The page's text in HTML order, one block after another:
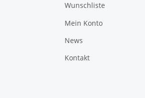
Wunschliste
Mein Konto
News
Kontakt